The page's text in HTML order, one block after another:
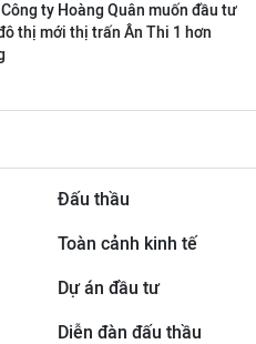
ty Hoàng Quân muốn đầu tư
thị mới thị trấn Ân Thi 1 hơn
Đấu thầu
Toàn cảnh kinh tế
Dự án đầu tư
Diễn đàn đấu thầu